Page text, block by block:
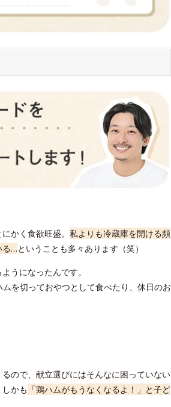
かく食欲旺盛。 私よりも冷蔵庫を開ける頻
る…ということも多々あります（笑）
うになったんです。
を切っておやつとして食べたり、休日のお
ので、献立選びにはそんなに困っていない
かも 「鶏ハムがもうなくなるよ！」と子ど